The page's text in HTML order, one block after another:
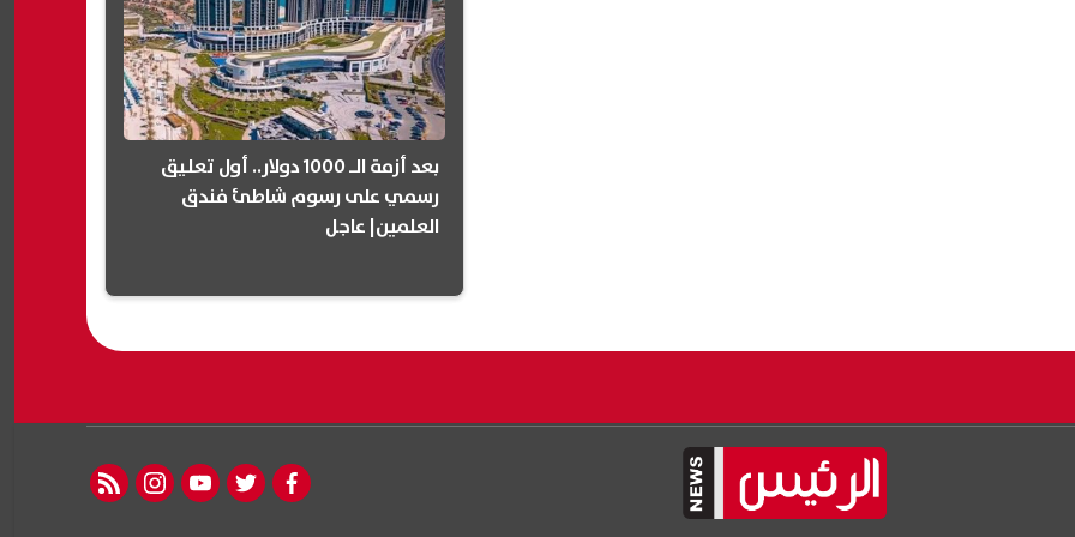
بعد أزمة الـ 1000 دولار.. أول تعليق
رسمي على رسوم شاطئ فندق
العلمين| عاجل
facebook
twitter
youtube
instagram
rss feed